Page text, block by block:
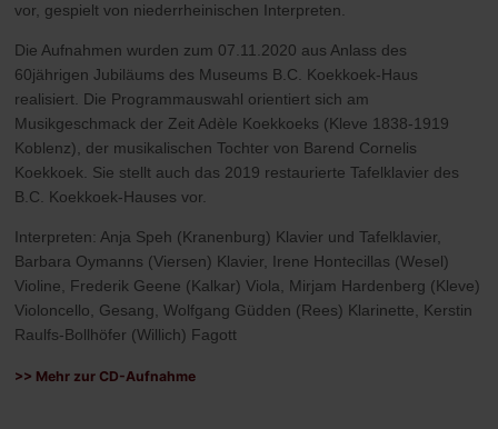
vor, gespielt von niederrheinischen Interpreten.
Die Aufnahmen wurden zum 07.11.2020 aus Anlass des
60jährigen Jubiläums des Museums B.C. Koekkoek-Haus
realisiert. Die Programmauswahl orientiert sich am
Musikgeschmack der Zeit Adèle Koekkoeks (Kleve 1838-1919
Koblenz), der musikalischen Tochter von Barend Cornelis
Koekkoek. Sie stellt auch das 2019 restaurierte Tafelklavier des
B.C. Koekkoek-Hauses vor.
Interpreten: Anja Speh (Kranenburg) Klavier und Tafelklavier,
Barbara Oymanns (Viersen) Klavier, Irene Hontecillas (Wesel)
Violine, Frederik Geene (Kalkar) Viola, Mirjam Hardenberg (Kleve)
Violoncello, Gesang, Wolfgang Güdden (Rees) Klarinette, Kerstin
Raulfs-Bollhöfer (Willich) Fagott
>> Mehr zur CD-Aufnahme